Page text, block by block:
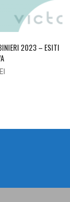
2023 – ESITI